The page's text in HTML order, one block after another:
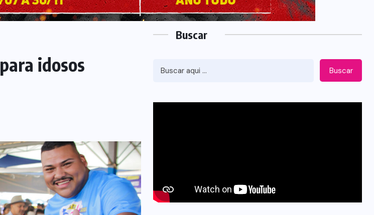
idosos
Buscar
Buscar